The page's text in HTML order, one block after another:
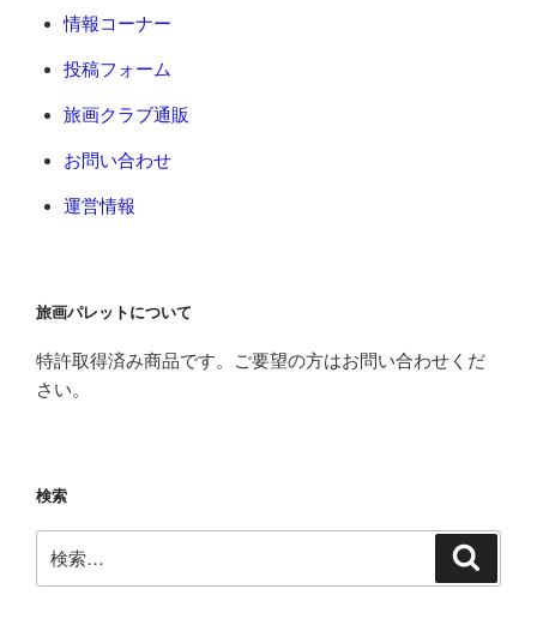
情報コーナー
投稿フォーム
旅画クラブ通販
お問い合わせ
運営情報
旅画パレットについて
特許取得済み商品です。ご要望の方はお問い合わせくだ
さい。
検索
索: